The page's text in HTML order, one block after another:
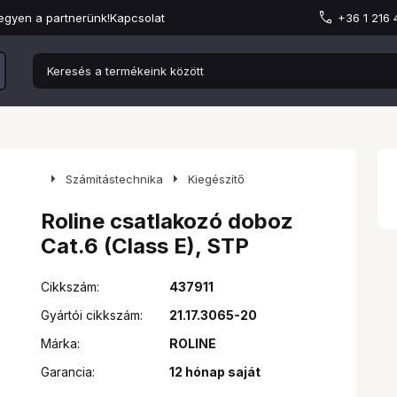
a partnerünk!Kapcsolat +36 1 216
arrow_right Számítástechnika arrow_right Kiegészítő
Roline csatlakozó doboz
Cat.6 (Class E), STP
Cikkszám:
437911
Gyártói cikkszám:
21.17.3065-20
Márka:
ROLINE
Garancia:
12 hónap saját